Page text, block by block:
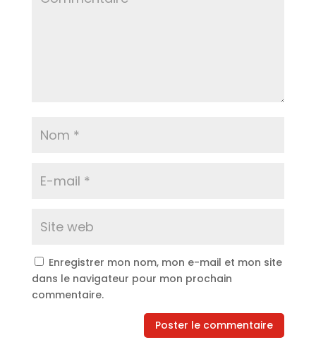
Enregistrer mon nom, mon e-mail et mon site
dans le navigateur pour mon prochain
commentaire.